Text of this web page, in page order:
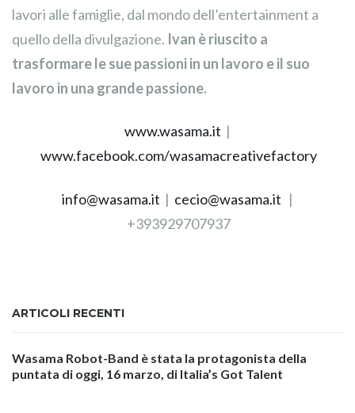
lavori alle famiglie, dal mondo dell’entertainment a
quello della divulgazione. Ivan è riuscito a
trasformare le sue passioni in un lavoro e il suo
lavoro in una grande passione.
www.wasama.it |
www.facebook.com/wasamacreativefactory
info@wasama.it | cecio@wasama.it |
+393929707937
ARTICOLI RECENTI
Wasama Robot-Band è stata la protagonista della
puntata di oggi, 16 marzo, di Italia’s Got Talent